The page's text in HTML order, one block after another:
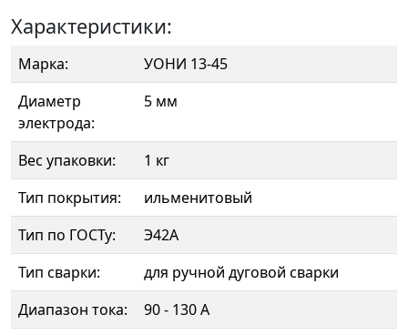
Характеристики:
Марка:
УОНИ 13-45
Диаметр
электрода:
5 мм
Вес упаковки:
1 кг
Тип покрытия:
ильменитовый
Тип по ГОСТу:
Э42А
Тип сварки:
для ручной дуговой сварки
Диапазон тока:
90 - 130 А